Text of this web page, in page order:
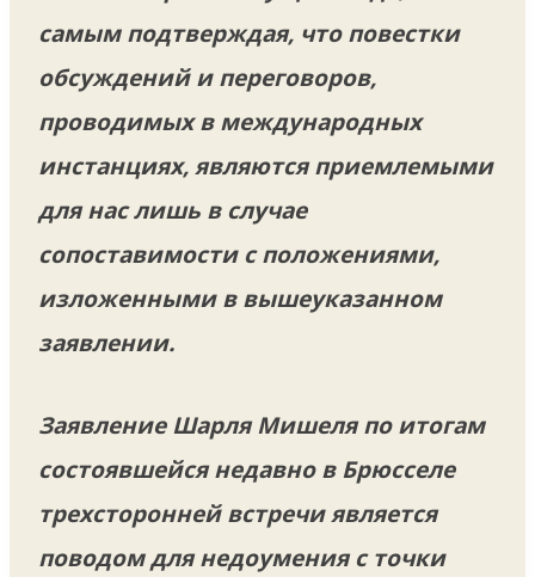
самым подтверждая, что повестки
обсуждений и переговоров,
проводимых в международных
инстанциях, являются приемлемыми
для нас лишь в случае
сопоставимости с положениями,
изложенными в вышеуказанном
заявлении.
Заявление Шарля Мишеля по итогам
состоявшейся недавно в Брюсселе
трехсторонней встречи является
поводом для недоумения с точки